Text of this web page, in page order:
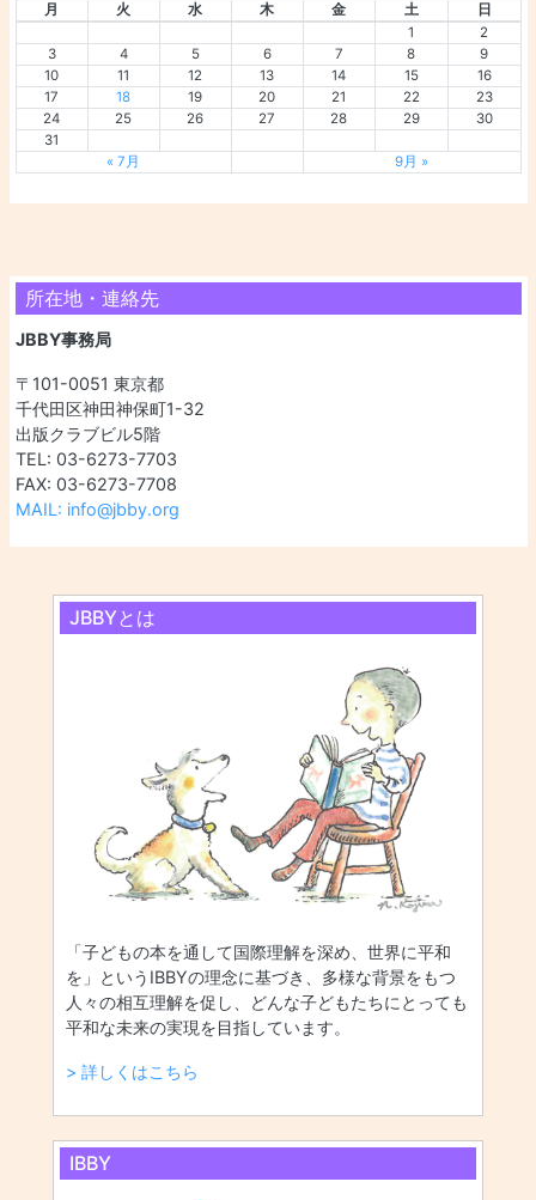
月 火 水 木 金 土
日
1
2
3
4 5 6 7 8
9
10
11 12 13 14 15
16
17
18 19 20 21 22
23
24
25 26 27 28 29
30
31
« 7月
9月 »
所在地・連絡先
JBBY事務局
〒101-0051 東京都
千代田区神田神保町1-32
出版クラブビル5階
TEL: 03-6273-7703
FAX: 03-6273-7708
MAIL: info@jbby.org
JBBYとは
「子どもの本を通して国際理解を深め、世界に平和
を」というIBBYの理念に基づき、多様な背景をもつ
人々の相互理解を促し、どんな子どもたちにとっても
平和な未来の実現を目指しています。
> 詳しくはこちら
IBBY